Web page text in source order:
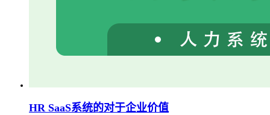
HR SaaS系统的对于企业价值